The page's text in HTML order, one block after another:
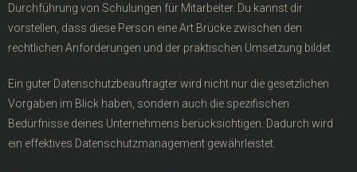
Durchführung von Schulungen für Mitarbeiter. Du kannst dir
vorstellen, dass diese Person eine Art Brücke zwischen den
rechtlichen Anforderungen und der praktischen Umsetzung bildet.
Ein guter Datenschutzbeauftragter wird nicht nur die gesetzlichen
Vorgaben im Blick haben, sondern auch die spezifischen
Bedürfnisse deines Unternehmens berücksichtigen. Dadurch wird
ein effektives Datenschutzmanagement gewährleistet.